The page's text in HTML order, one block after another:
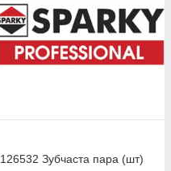
126532 Зубчаста пара (шт)